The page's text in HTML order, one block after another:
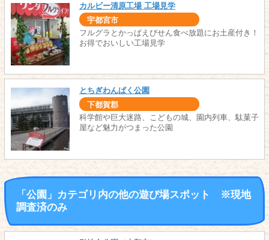
カルビー清原工場 工場見学
宇都宮市
フルグラとかっぱえびせん食べ放題にお土産付き！
お得でおいしい工場見学
とちぎわんぱく公園
下都賀郡
科学館や巨大迷路、こどもの城、園内列車、駄菓子
屋など魅力がつまった公園
「公園」カテゴリ内の他の遊び場スポット ※現地
調査済のみ